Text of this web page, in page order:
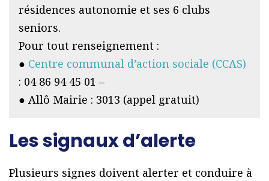
résidences autonomie et ses 6 clubs
seniors.
Pour tout renseignement :
● Centre communal d’action sociale (CCAS)
: 04 86 94 45 01 –
● Allô Mairie : 3013 (appel gratuit)
Les signaux d’alerte
Plusieurs signes doivent alerter et conduire à